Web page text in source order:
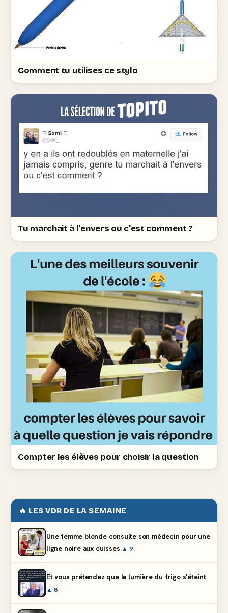
Comment tu utilises ce stylo
Tu marchait à l'envers ou c'est comment ?
Compter les élèves pour choisir la question
🔥 LES VDR DE LA SEMAINE
Une femme blonde consulte son médecin pour une
ligne noire aux cuisses ▲ 9
Et vous prétendez que la lumière du frigo s'éteint
▲ 8